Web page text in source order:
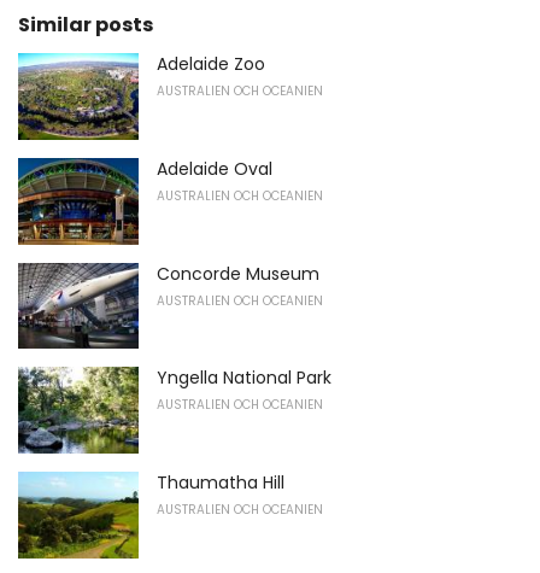
Similar posts
Adelaide Zoo
AUSTRALIEN OCH OCEANIEN
Adelaide Oval
AUSTRALIEN OCH OCEANIEN
Concorde Museum
AUSTRALIEN OCH OCEANIEN
Yngella National Park
AUSTRALIEN OCH OCEANIEN
Thaumatha Hill
AUSTRALIEN OCH OCEANIEN